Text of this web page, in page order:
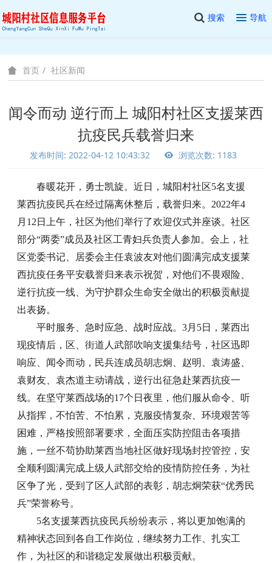
搜索 导航
首页 社区新闻
闻令而动 逆行而上 城阳村社区支援莱西
抗疫民兵载誉归来
发布时间: 2022-04-12 10:43:32 浏览次数: 1183
春暖花开，勇士凯旋。近日，城阳村社区5名支援
莱西抗疫民兵在经过隔离休整后，载誉归来。2022年4
月12日上午，社区为他们举行了欢迎仪式并座谈。社区
部分“两委”成员及社区工青妇兵负责人参加。会上，社
区党委书记、居委会主任袁波友对他们圆满完成支援莱
西抗疫任务平安载誉归来表示祝贺，对他们不畏艰险、
逆行抗疫一线、为守护群众生命安全做出的积极贡献提
出表扬。
平时服务、急时应急、战时应战。3月5日，莱西出
现疫情后，区、街道人武部吹响支援集结号，社区迅即
响应、闻令而动，民兵连成员胡志炯、赵明、袁涛盛、
袁财友、袁杰道主动请战，逆行出征急赴莱西抗疫一
线。在坚守莱西战场的17个日夜里，他们服从命令、听
从指挥，不怕苦、不怕累，克服疫情复杂、环境艰苦等
困难，严格按照部署要求，全面压实防控阻击各项措
施，一丝不苟协助莱西当地社区做好现场封控管控，安
全顺利圆满完成上级人武部交给的疫情防控任务，为社
区争了光，受到了区人武部的表彰，胡志炯荣获“优秀民
兵”荣誉称号。
5名支援莱西抗疫民兵纷纷表示，将以更加饱满的
精神状态回到各自工作岗位，继续努力工作、扎实工
作，为社区的和谐稳定发展做出积极贡献。